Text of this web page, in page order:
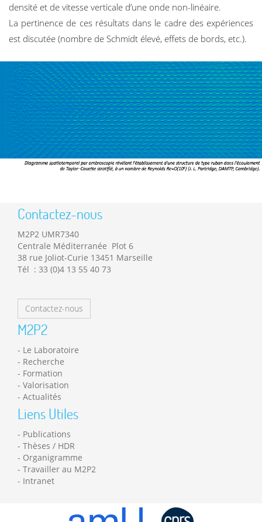
densité et de vitesse verticale d’une onde non-linéaire.
La pertinence de ces résultats dans le cadre des expériences
est discutée (nombre de Schmidt élevé, effets de bords, etc.).
Contactez-nous
M2P2 UMR7340
Centrale Méditerranée Plot 6
38 rue Joliot-Curie 13451 Marseille
Tél : 33 (0)4 13 55 40 73
Contactez-nous
M2P2
Le Laboratoire
Recherche
Formation
Valorisation
Actualités
Liens Utiles
Publications
Thèses / HDR
Organigramme
Travailler au M2P2
Intranet